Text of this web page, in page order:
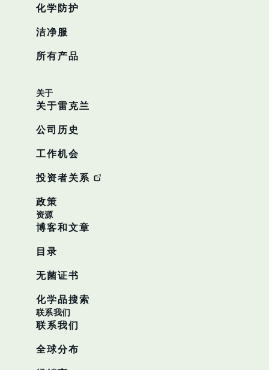
化学防护
洁净服
所有产品
关于
关于雷克兰
公司历史
工作机会
投资者关系
政策
资源
博客和文章
目录
无菌证书
化学品搜索
联系我们
联系我们
全球分布